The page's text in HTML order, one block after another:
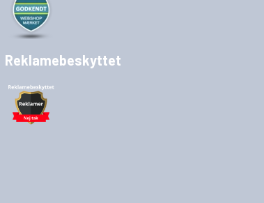
Reklamebeskyttet